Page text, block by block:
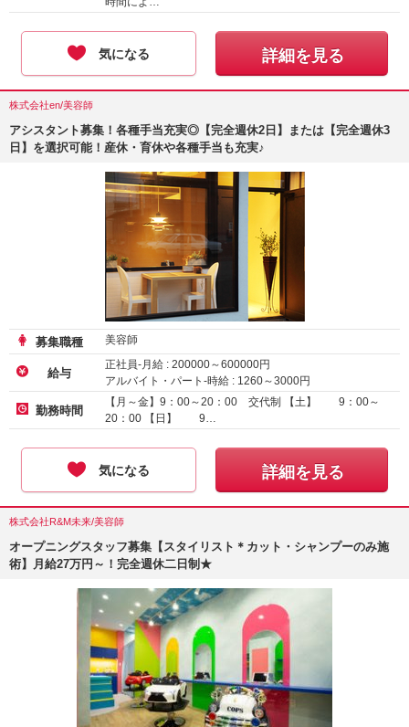
気になる 詳細を見る
株式会社en/美容師
アシスタント募集！各種手当充実◎【完全週休2日】または【完全週休3
日】を選択可能！産休・育休や各種手当も充実♪
募集職種 美容師
給与
正社員-月給 : 200000～600000円
アルバイト・パート-時給 : 1260～3000円
勤務時間
【月～金】9：00～20：00 交代制 【土】 9：00～
20：00 【日】 9…
気になる 詳細を見る
株式会社R&M未来/美容師
オープニングスタッフ募集【スタイリスト＊カット・シャンプーのみ施
術】月給27万円～！完全週休二日制★